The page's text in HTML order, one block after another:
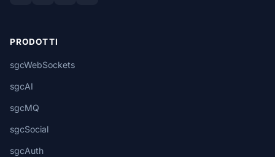
PRODOTTI
sgcWebSockets
sgcAI
sgcMQ
sgcSocial
sgcAuth